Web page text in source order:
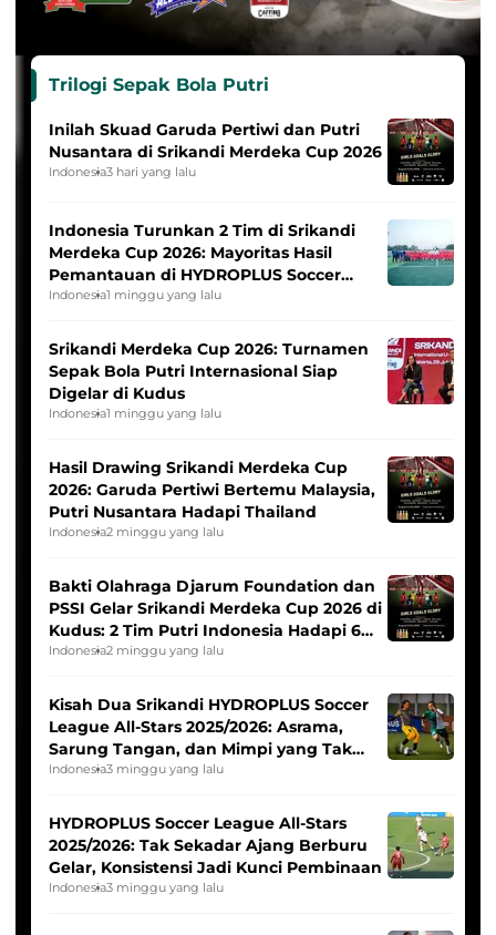
Trilogi Sepak Bola Putri
Inilah Skuad Garuda Pertiwi dan Putri
Nusantara di Srikandi Merdeka Cup 2026
Indonesia3 hari yang lalu
Indonesia Turunkan 2 Tim di Srikandi
Merdeka Cup 2026: Mayoritas Hasil
Pemantauan di HYDROPLUS Soccer
League
Indonesia1 minggu yang lalu
Srikandi Merdeka Cup 2026: Turnamen
Sepak Bola Putri Internasional Siap
Digelar di Kudus
Indonesia1 minggu yang lalu
Hasil Drawing Srikandi Merdeka Cup
2026: Garuda Pertiwi Bertemu Malaysia,
Putri Nusantara Hadapi Thailand
Indonesia2 minggu yang lalu
Bakti Olahraga Djarum Foundation dan
PSSI Gelar Srikandi Merdeka Cup 2026 di
Kudus: 2 Tim Putri Indonesia Hadapi 6
Tim Asia
Indonesia2 minggu yang lalu
Kisah Dua Srikandi HYDROPLUS Soccer
League All-Stars 2025/2026: Asrama,
Sarung Tangan, dan Mimpi yang Tak
Pernah Padam
Indonesia3 minggu yang lalu
HYDROPLUS Soccer League All-Stars
2025/2026: Tak Sekadar Ajang Berburu
Gelar, Konsistensi Jadi Kunci Pembinaan
Indonesia3 minggu yang lalu